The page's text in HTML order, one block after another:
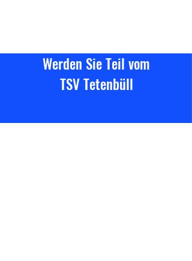
Werden Sie Teil vom
TSV Tetenbüll